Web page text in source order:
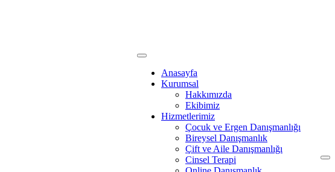
Anasayfa
Kurumsal
Hakkımızda
Ekibimiz
Hizmetlerimiz
Çocuk ve Ergen Danışmanlığı
Bireysel Danışmanlık
Çift ve Aile Danışmanlığı
Cinsel Terapi